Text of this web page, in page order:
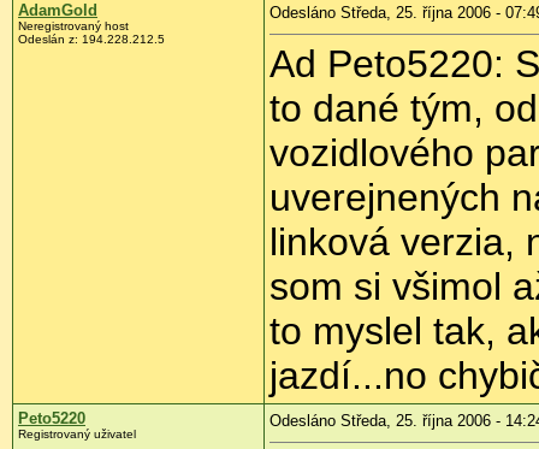
AdamGold
Neregistrovaný host
Odeslán z: 194.228.212.5
Odesláno Středa, 25. října 2006 -
Ad Peto5220:
to dané tým,
vozidlového
uverejnených
linková verzia,
som si všimol
to myslel tak,
jazdí...no
Peto5220
Registrovaný uživatel
Odesláno Středa, 25. října 2006 -